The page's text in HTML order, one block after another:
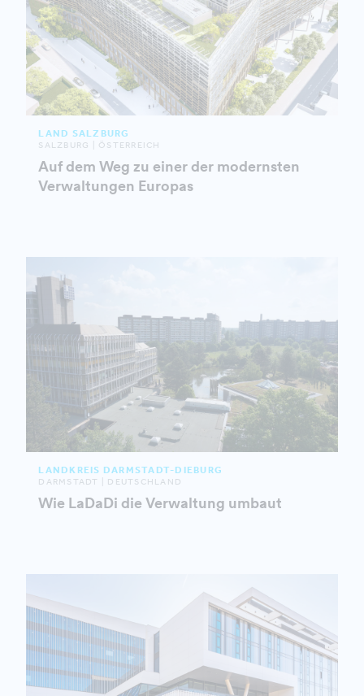
LAND SALZBURG
SALZBURG | ÖSTERREICH
Auf dem Weg zu einer der modernsten
Verwaltungen Europas
LANDKREIS DARMSTADT-DIEBURG
DARMSTADT | DEUTSCHLAND
Wie LaDaDi die Verwaltung umbaut